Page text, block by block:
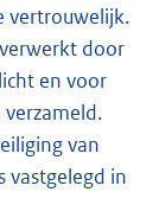
vertrouwelijk.
door
en voor
van
vastgelegd in